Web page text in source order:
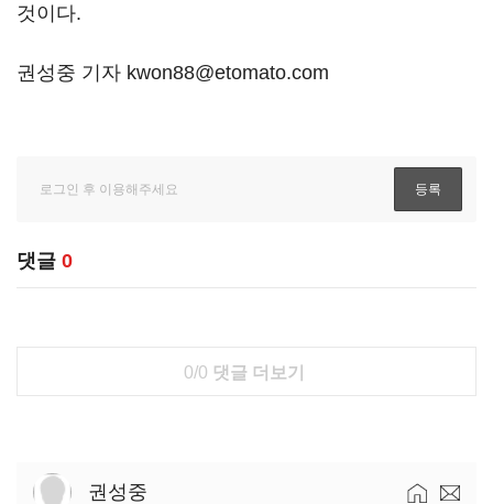
것이다.
권성중 기자 kwon88@etomato.com
댓글 0
0/0 댓글 더보기
권성중